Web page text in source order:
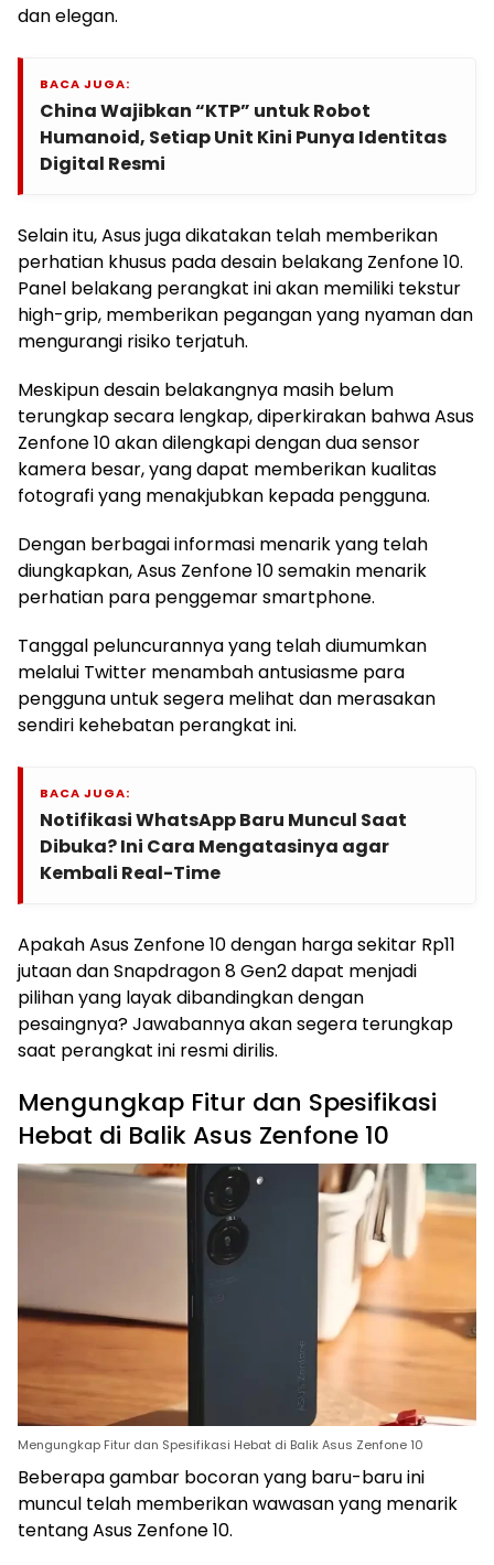
dan elegan.
BACA JUGA:
China Wajibkan “KTP” untuk Robot
Humanoid, Setiap Unit Kini Punya Identitas
Digital Resmi
Selain itu, Asus juga dikatakan telah memberikan
perhatian khusus pada desain belakang Zenfone 10.
Panel belakang perangkat ini akan memiliki tekstur
high-grip, memberikan pegangan yang nyaman dan
mengurangi risiko terjatuh.
Meskipun desain belakangnya masih belum
terungkap secara lengkap, diperkirakan bahwa Asus
Zenfone 10 akan dilengkapi dengan dua sensor
kamera besar, yang dapat memberikan kualitas
fotografi yang menakjubkan kepada pengguna.
Dengan berbagai informasi menarik yang telah
diungkapkan, Asus Zenfone 10 semakin menarik
perhatian para penggemar smartphone.
Tanggal peluncurannya yang telah diumumkan
melalui Twitter menambah antusiasme para
pengguna untuk segera melihat dan merasakan
sendiri kehebatan perangkat ini.
BACA JUGA:
Notifikasi WhatsApp Baru Muncul Saat
Dibuka? Ini Cara Mengatasinya agar
Kembali Real-Time
Apakah Asus Zenfone 10 dengan harga sekitar Rp11
jutaan dan Snapdragon 8 Gen2 dapat menjadi
pilihan yang layak dibandingkan dengan
pesaingnya? Jawabannya akan segera terungkap
saat perangkat ini resmi dirilis.
Mengungkap Fitur dan Spesifikasi
Hebat di Balik Asus Zenfone 10
Mengungkap Fitur dan Spesifikasi Hebat di Balik Asus Zenfone 10
Beberapa gambar bocoran yang baru-baru ini
muncul telah memberikan wawasan yang menarik
tentang Asus Zenfone 10.